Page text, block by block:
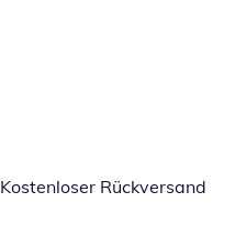
Kostenloser Rückversand